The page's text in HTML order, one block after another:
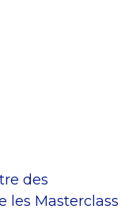
des
les Masterclass